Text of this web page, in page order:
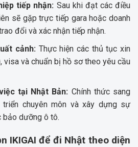
tiếp nhận: Sau khi đạt các điều
sẽ gặp trực tiếp gara hoặc doanh
đổi và xác nhận tiếp nhận.
cảnh: Thực hiện các thủ tục xin
visa và chuẩn bị hồ sơ theo yêu cầu
tại Nhật Bản: Chính thức sang
triển chuyên môn và xây dựng sự
bảo dưỡng ô tô.
IKIGAI để đi Nhật theo diện